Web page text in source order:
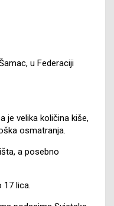
u Federaciji
je velika količina kiše,
osmatranja.
a posebno
17 lica.